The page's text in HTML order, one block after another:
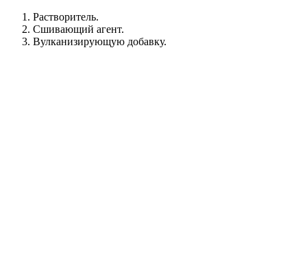
Растворитель.
Сшивающий агент.
Вулканизирующую добавку.